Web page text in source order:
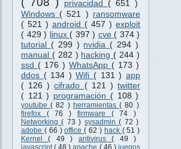
privacidad ( 651 )
Windows ( 521 ) ransomware
( 521 ) android ( 457 ) exploit
( 429 ) linux ( 397 ) cve ( 374 )
tutorial ( 299 ) nvidia ( 294 )
manual ( 282 ) hacking ( 244 )
ssd ( 176 ) WhatsApp ( 173 )
ddos ( 134 )Wifi ( 131 ) app
( 126 )cifrado ( 121 )twitter
( 121 ) programación ( 108 )
youtube( 82 ) herramientas( 80 )
firefox ( 76 ) firmware ( 74 )
Networking( 73 ) sysadmin( 72 )
adobe ( 66 )office( 62 ) hack ( 51 )
Kernel( 49 ) antivirus( 49 )
javascript( 48 )apache ( 46 ) juegos